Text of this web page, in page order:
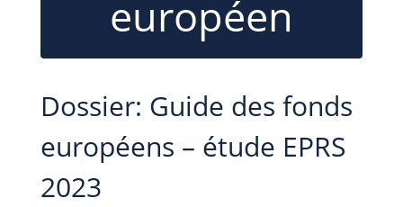
européen
Dossier: Guide des fonds
européens – étude EPRS
2023